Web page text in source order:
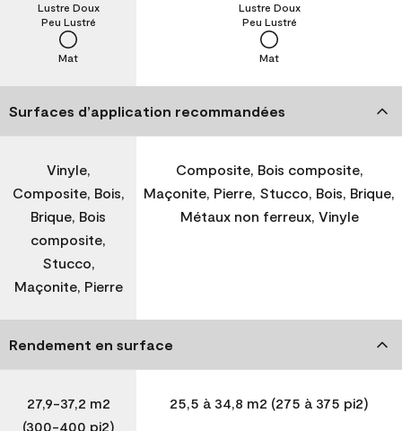
Mat
Peu Lustré
Lustre Doux
Mat
Peu Lustré
Lustre Doux
Surfaces d’application recommandées
Vinyle,
Composite, Bois,
Brique, Bois
composite,
Stucco,
Maçonite, Pierre
Composite, Bois composite,
Maçonite, Pierre, Stucco, Bois, Brique,
Métaux non ferreux, Vinyle
Rendement en surface
27,9-37,2 m2
(300-400 pi2)
25,5 à 34,8 m2 (275 à 375 pi2)